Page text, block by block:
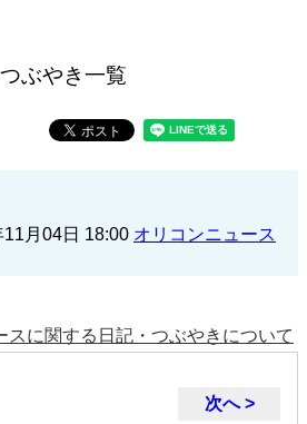
つぶやき一覧
11月04日 18:00 オリコンニュース
スに関する日記・つぶやきについて
次へ >